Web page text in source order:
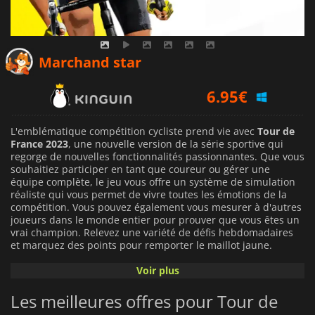
Marchand star
6.95€
7.95€
3.99€
L'emblématique compétition cycliste prend vie avec Tour de
France 2023, une nouvelle version de la série sportive qui
regorge de nouvelles fonctionnalités passionnantes. Que vous
souhaitiez participer en tant que coureur ou gérer une
équipe complète, le jeu vous offre un système de simulation
réaliste qui vous permet de vivre toutes les émotions de la
compétition. Vous pouvez également vous mesurer à d'autres
joueurs dans le monde entier pour prouver que vous êtes un
vrai champion. Relevez une variété de défis hebdomadaires
et marquez des points pour remporter le maillot jaune.
La nouvelle version du jeu de rôle "Le
inégalé grâce à de nouvelles fonctionnalités inédites dans la
série. Bien sûr, il inclut toutes les étapes, tous les coureurs et
Voir plus
Les meilleures offres pour Tour de